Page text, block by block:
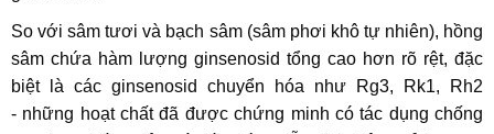
So với sâm tươi và bạch sâm (sâm phơi khô tự nhiên), hồng
sâm chứa hàm lượng ginsenosid tổng cao hơn rõ rệt, đặc
biệt là các ginsenosid chuyển hóa như Rg3, Rk1, Rh2
- những hoạt chất đã được chứng minh có tác dụng chống